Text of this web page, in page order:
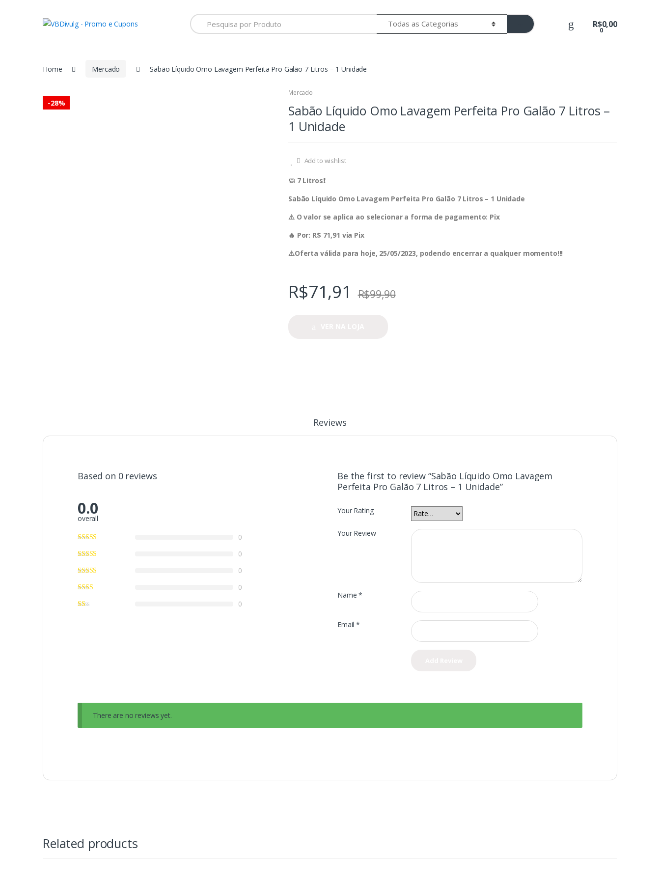
Search
for:
0
R$0,00
Home Mercado Sabão Líquido Omo Lavagem Perfeita Pro Galão 7 Litros – 1 Unidade
-28%
Mercado
Sabão Líquido Omo Lavagem Perfeita Pro Galão 7 Litros –
1 Unidade
Add to wishlist
🧼 7 Litros❗️
Sabão Líquido Omo Lavagem Perfeita Pro Galão 7 Litros – 1 Unidade
⚠️ O valor se aplica ao selecionar a forma de pagamento: Pix
🔥 Por: R$ 71,91 via Pix
⚠️Oferta válida para hoje, 25/05/2023, podendo encerrar a qualquer momento!!!
R$71,91 R$99,90
Reviews
Based on 0 reviews
0.0
overall
0
0
0
0
0
Be the first to review “Sabão Líquido Omo Lavagem
Perfeita Pro Galão 7 Litros – 1 Unidade”
Your Rating
Your Review
Name*
Email*
There are no reviews yet.
Related products